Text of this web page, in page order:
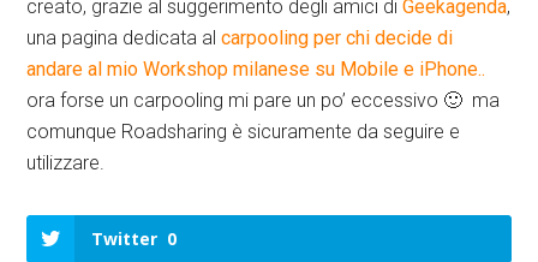
creato, grazie al suggerimento degli amici diGeekagenda,
una pagina dedicata alcarpooling per chi decide di
andare al mio Workshop milanese su Mobile e iPhone..
ora forse un carpooling mi pare un po’ eccessivo 🙂 ma
comunque Roadsharing è sicuramente da seguire e
utilizzare.
Twitter 0